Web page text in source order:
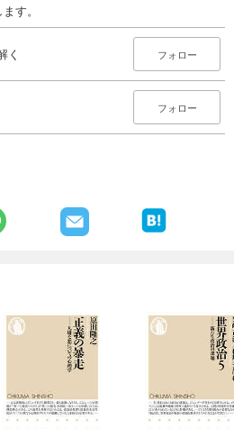
す。
く フォロー
フォロー